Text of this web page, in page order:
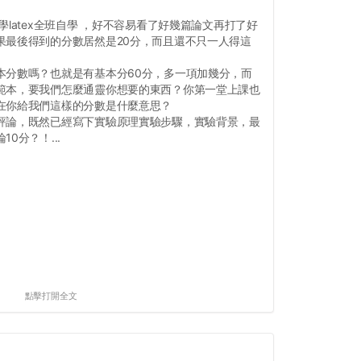
latex全班自學 ，好不容易看了好幾篇論文再打了好
最後得到的分數居然是20分，而且還不只一人得這
分數嗎？也就是有基本分60分，多一項加幾分，而
本，要我們怎麼通靈你想要的東西？你第一堂上課也
給我們這樣的分數是什麼意思？
，既然已經寫下實驗原理實驗步驟，實驗背景，最
10分？！...
點擊打開全文